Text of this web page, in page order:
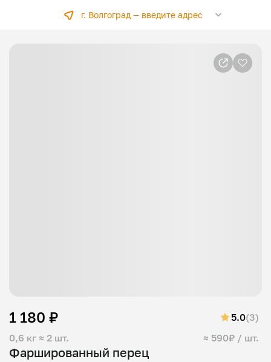
г. Волгоград —введите адрес
Фаршированный перец
0,6 кг ≈ 2 шт. ≈ 590₽ / шт.
1 180 ₽ 5.0(3)